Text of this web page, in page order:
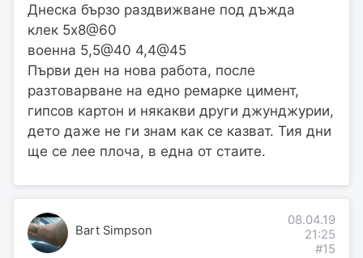
Днеска бързо раздвижване под дъжда
клек 5х8@60
военна 5,5@40 4,4@45
Първи ден на нова работа, после
разтоварване на едно ремарке цимент,
гипсов картон и някакви други джунджурии,
дето даже не ги знам как се казват. Тия дни
ще се лее плоча, в една от стаите.
Bart Simpson
08.04.19
21:25
#15